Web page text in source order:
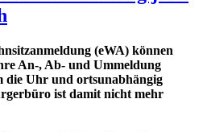
(eWA) können
An-, Ab- und Ummeldung
die Uhr und ortsunabhängig
ist damit nicht mehr